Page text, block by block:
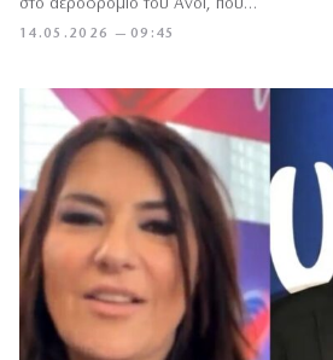
14.05.2026 — 09:45
στο αεροδρόμιο του Ανόι, που…